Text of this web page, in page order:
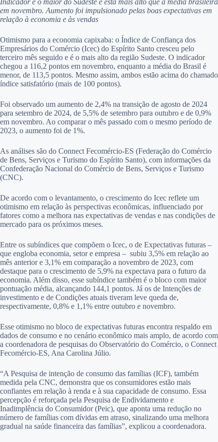
Indicador é o maior do Sudeste e está mais alto que a média brasileira
em novembro. Aumento foi impulsionado pelas boas expectativas em
relação à economia e às vendas
Otimismo para a economia capixaba: o Índice de Confiança dos
Empresários do Comércio (Icec) do Espírito Santo cresceu pelo
terceiro mês seguido e é o mais alto da região Sudeste. O indicador
chegou a 116,2 pontos em novembro, enquanto a média do Brasil é
menor, de 113,5 pontos. Mesmo assim, ambos estão acima do chamado
índice satisfatório (mais de 100 pontos).
Foi observado um aumento de 2,4% na transição de agosto de 2024
para setembro de 2024, de 5,5% de setembro para outubro e de 0,9%
em novembro. Ao comparar o mês passado com o mesmo período de
2023, o aumento foi de 1%.
As análises são do Connect Fecomércio-ES (Federação do Comércio
de Bens, Serviços e Turismo do Espírito Santo), com informações da
Confederação Nacional do Comércio de Bens, Serviços e Turismo
(CNC).
De acordo com o levantamento, o crescimento do Icec reflete um
otimismo em relação às perspectivas econômicas, influenciado por
fatores como a melhora nas expectativas de vendas e nas condições de
mercado para os próximos meses.
Entre os subíndices que compõem o Icec, o de Expectativas futuras –
que engloba economia, setor e empresa – subiu 3,5% em relação ao
mês anterior e 3,1% em comparação a novembro de 2023, com
destaque para o crescimento de 5,9% na expectava para o futuro da
economia. Além disso, esse subíndice também é o bloco com maior
pontuação média, alcançando 144,1 pontos. Já os de Intenções de
investimento e de Condições atuais tiveram leve queda de,
respectivamente, 0,8% e 1,1% entre outubro e novembro.
Esse otimismo no bloco de expectativas futuras encontra respaldo em
dados de consumo e no cenário econômico mais amplo, de acordo com
a coordenadora de pesquisas do Observatório do Comércio, o Connect
Fecomércio-ES, Ana Carolina Júlio.
“A Pesquisa de intenção de consumo das famílias (ICF), também
medida pela CNC, demonstra que os consumidores estão mais
confiantes em relação à renda e à sua capacidade de consumo. Essa
percepção é reforçada pela Pesquisa de Endividamento e
Inadimplência do Consumidor (Peic), que aponta uma redução no
número de famílias com dívidas em atraso, sinalizando uma melhora
gradual na saúde financeira das famílias”, explicou a coordenadora.